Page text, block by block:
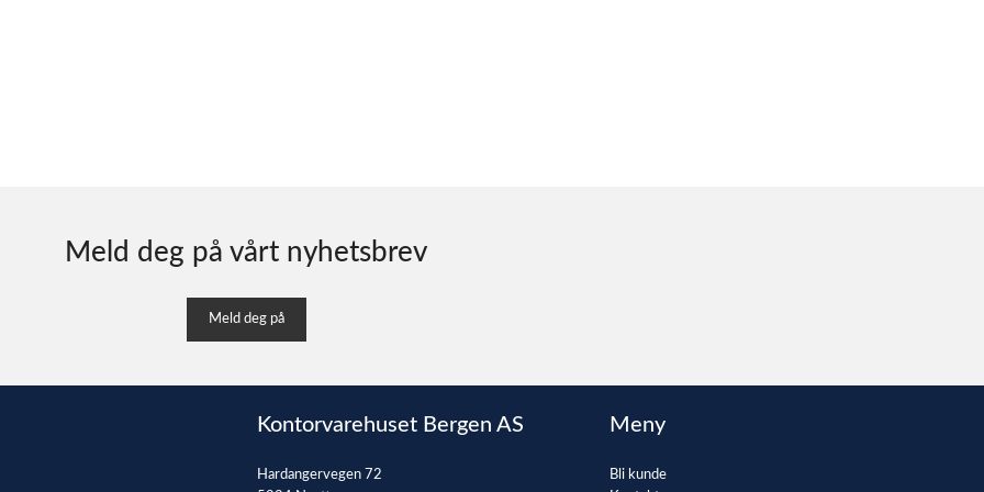
Meld deg på vårt nyhetsbrev
Meld deg på
Kontorvarehuset Bergen AS
Hardangervegen 72
Meny
Bli kunde